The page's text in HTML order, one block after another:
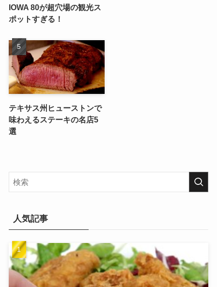
IOWA 80が超穴場の観光ス
ポットすぎる！
テキサス州ヒューストンで
味わえるステーキの名店5
選
人気記事